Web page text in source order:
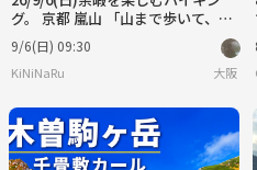
グ。 京都 嵐山 「山まで歩いて、川
べりでぼーっとする。」
9/6(日) 09:30
KiNiNaRu 大阪